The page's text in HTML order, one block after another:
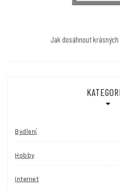
Jak dosáhnout
Bydlení
Hobby
Internet